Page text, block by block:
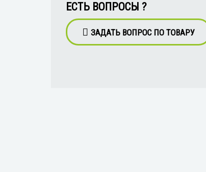
ЕСТЬ ВОПРОСЫ ?
ЗАДАТЬ ВОПРОС ПО ТОВАРУ